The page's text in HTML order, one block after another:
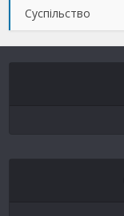
Суспільство